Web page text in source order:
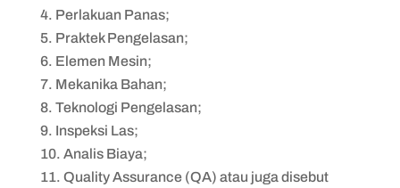
Perlakuan Panas;
Praktek Pengelasan;
Elemen Mesin;
Mekanika Bahan;
Teknologi Pengelasan;
Inspeksi Las;
Analis Biaya;
Quality Assurance (QA) atau juga disebut